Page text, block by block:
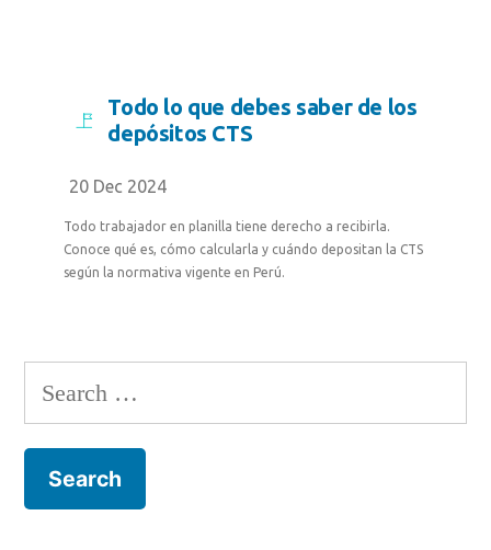
Todo lo que debes saber de los
depósitos CTS
20 Dec 2024
Todo trabajador en planilla tiene derecho a recibirla.
Conoce qué es, cómo calcularla y cuándo depositan la CTS
según la normativa vigente en Perú.